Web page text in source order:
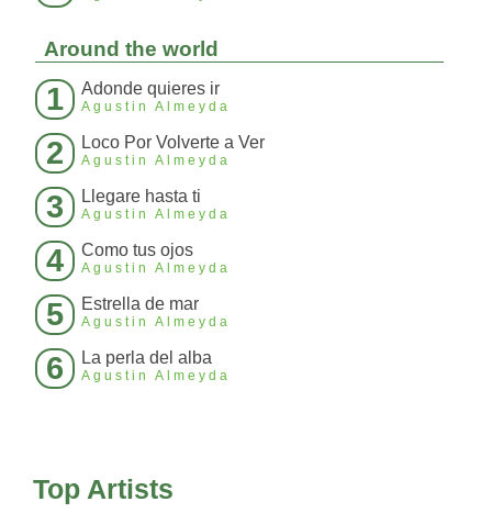
Around the world
1 Adonde quieres ir
Agustin Almeyda
2 Loco Por Volverte a Ver
Agustin Almeyda
3 Llegare hasta ti
Agustin Almeyda
4 Como tus ojos
Agustin Almeyda
5 Estrella de mar
Agustin Almeyda
6 La perla del alba
Agustin Almeyda
Top Artists